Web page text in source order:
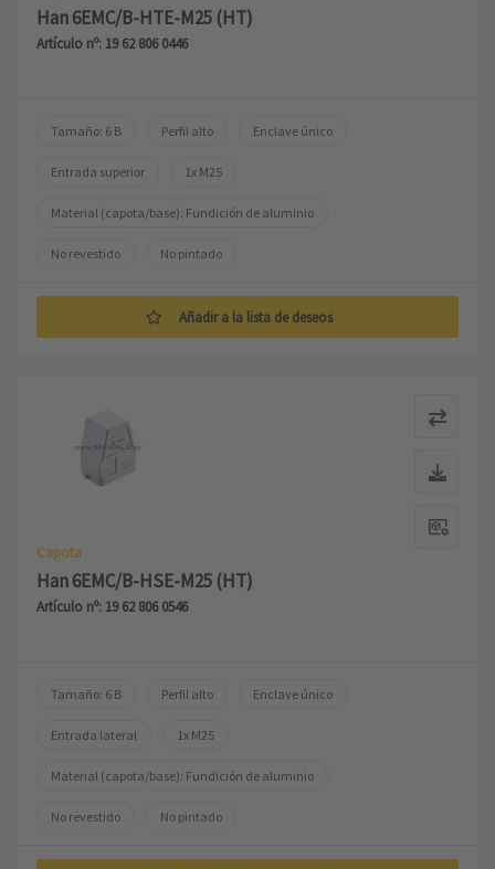
Han 6EMC/B-HTE-M25 (HT)
Artículo nº: 19 62 806 0446
Tamaño: 6 B Perfil alto Enclave único
Entrada superior 1x M25
Material (capota/base): Fundición de aluminio
No revestido No pintado
Añadir a la lista de deseos
Capota
Han 6EMC/B-HSE-M25 (HT)
Artículo nº: 19 62 806 0546
Tamaño: 6 B Perfil alto Enclave único
Entrada lateral 1x M25
Material (capota/base): Fundición de aluminio
No revestido No pintado